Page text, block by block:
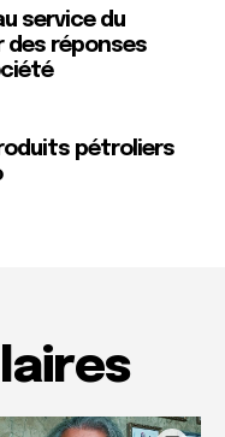
service du
des réponses
pétroliers